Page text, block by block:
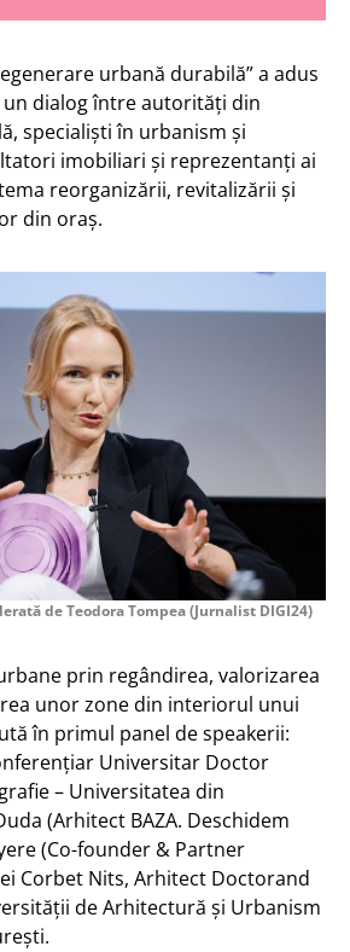
urbană durabilă” a adus
dialog între autorități din
specialiști în urbanism și
imobiliari și reprezentanți ai
reorganizării, revitalizării și
din oraș.
de Teodora Tompea (Jurnalist DIGI24)
prin regândirea, valorizarea
unor zone din interiorul unui
în primul panel de speakerii:
Universitar Doctor
– Universitatea din
(Arhitect BAZA. Deschidem
(Co-founder & Partner
Corbet Nits, Arhitect Doctorand
de Arhitectură și Urbanism